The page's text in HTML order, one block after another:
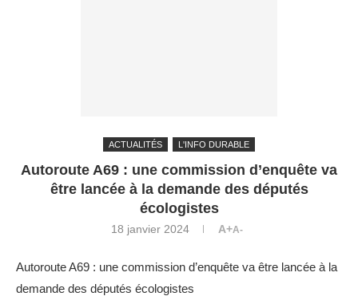
ACTUALITÉS L'INFO DURABLE
Autoroute A69 : une commission d’enquête va
être lancée à la demande des députés
écologistes
18 janvier 2024 A+A-
Autoroute A69 : une commission d’enquête va être lancée à la
demande des députés écologistes